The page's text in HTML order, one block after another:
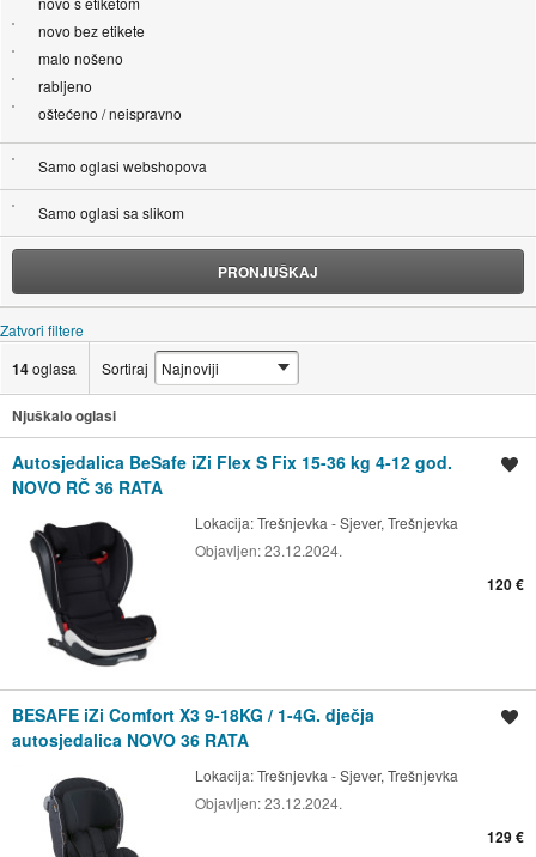
novo bez etikete
malo nošeno
rabljeno
oštećeno / neispravno
Samo oglasi webshopova
Samo oglasi sa slikom
PRONJUŠKAJ
Zatvori filtere
14oglasa Sortiraj
Njuškalo oglasi
Autosjedalica BeSafe iZi Flex S Fix 15-36 kg 4-12 god.
NOVO RČ 36 RATA
Lokacija:Trešnjevka - Sjever, Trešnjevka
Objavljen:23.12.2024.
120 €
BESAFE iZi Comfort X3 9-18KG / 1-4G. dječja
autosjedalica NOVO 36 RATA
Lokacija:Trešnjevka - Sjever, Trešnjevka
Objavljen:23.12.2024.
129 €